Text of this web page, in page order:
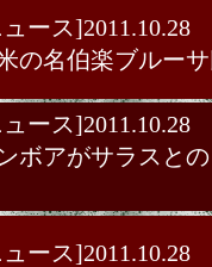
トマス・ロハ
[ニュース
週末の注目フ
[ニュース